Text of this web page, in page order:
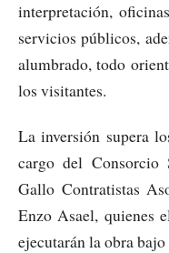
interpretación,
servicios públicos,
alumbrado, todo
los visitantes.
La inversión supera
cargo del Consorcio
Gallo Contratistas
Enzo Asael, quienes
ejecutarán la obra